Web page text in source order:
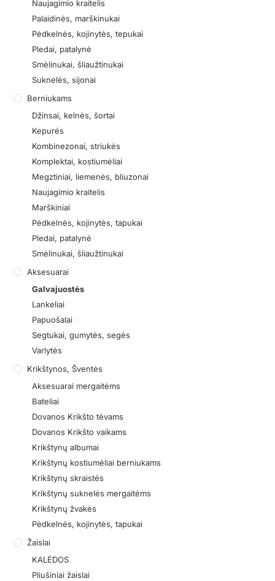
Naujagimio kraitelis
Palaidinės, marškinukai
Pėdkelnės, kojinytės, tepukai
Pledai, patalynė
Smėlinukai, šliaužtinukai
Suknelės, sijonai
Berniukams
Džinsai, kelnės, šortai
Kepurės
Kombinezonai, striukės
Komplektai, kostiumėliai
Megztiniai, liemenės, bliuzonai
Naujagimio kraitelis
Marškiniai
Pėdkelnės, kojinytės, tapukai
Pledai, patalynė
Smėlinukai, šliaužtinukai
Aksesuarai
Galvajuostės
Lankeliai
Papuošalai
Segtukai, gumytės, segės
Varlytės
Krikštynos, Šventės
Aksesuarai mergaitėms
Bateliai
Dovanos Krikšto tėvams
Dovanos Krikšto vaikams
Krikštynų albumai
Krikštynų kostiumėliai berniukams
Krikštynų skraistės
Krikštynų suknelės mergaitėms
Krikštynų žvakės
Pėdkelnės, kojinytės, tapukai
Žaislai
KALĖDOS
Pliušiniai žaislai